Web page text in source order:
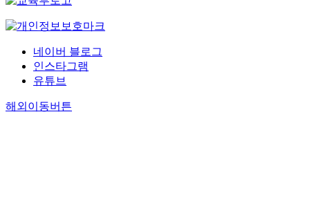
네이버 블로그
인스타그램
유튜브
해외이동버튼